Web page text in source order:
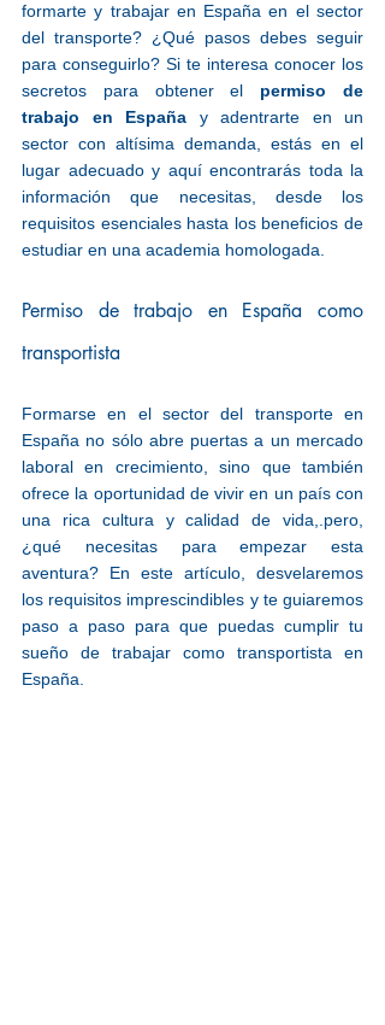
formarte y trabajar en España en el sector
del transporte? ¿Qué pasos debes seguir
para conseguirlo? Si te interesa conocer los
secretos para obtener el permiso de
trabajo en España y adentrarte en un
sector con altísima demanda, estás en el
lugar adecuado y aquí encontrarás toda la
información que necesitas, desde los
requisitos esenciales hasta los beneficios de
estudiar en una academia homologada.
Permiso de trabajo en España como
transportista
Formarse en el sector del transporte en
España no sólo abre puertas a un mercado
laboral en crecimiento, sino que también
ofrece la oportunidad de vivir en un país con
una rica cultura y calidad de vida,.pero,
¿qué necesitas para empezar esta
aventura? En este artículo, desvelaremos
los requisitos imprescindibles y te guiaremos
paso a paso para que puedas cumplir tu
sueño de trabajar como transportista en
España.